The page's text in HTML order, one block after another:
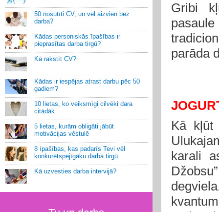
50 nosūtīti CV, un vēl aizvien bez
darba?
Kādas personiskās īpašības ir
pieprasītas darba tirgū?
Kā rakstīt CV?
Kādas ir iespējas atrast darbu pēc 50
gadiem?
10 lietas, ko veiksmīgi cilvēki dara
citādāk
5 lietas, kurām obligāti jābūt
motivācijas vēstulē
8 īpašības, kas padarīs Tevi vēl
konkurētspējīgāku darba tirgū
Kā uzvesties darba intervijā?
Gribi
parāda
Kā kļūt
karali